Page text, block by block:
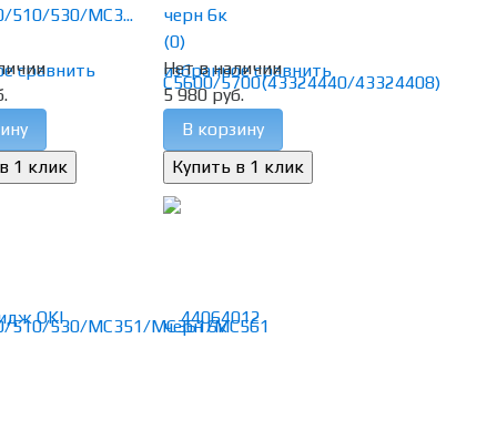
сравнить
510/530/MC3...
избранное сравнить
черн 6к
(0)
Нет в наличии
5 980 руб.
В корзину